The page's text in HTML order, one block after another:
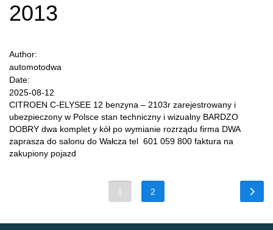
2013
Author:
automotodwa
Date:
2025-08-12
CITROEN C-ELYSEE 12 benzyna – 2103r zarejestrowany i
ubezpieczony w Polsce stan techniczny i wizualny BARDZO
DOBRY dwa komplet y kół po wymianie rozrządu firma DWA
zaprasza do salonu do Wałcza tel 601 059 800 faktura na
zakupiony pojazd
1 2